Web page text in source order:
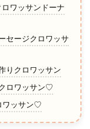
ワッサンドーナ
セージクロワッサ
りクロワッサン
ロワッサン♡
ワッサン♡